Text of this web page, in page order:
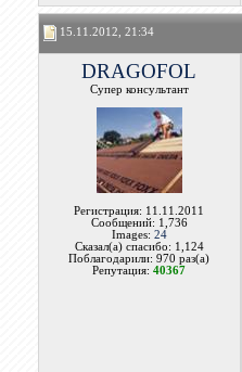
15.11.2012, 21:34
DRAGOFOL
Супер консультант
Регистрация: 11.11.2011
Сообщений: 1,736
Images: 24
Сказал(а) спасибо: 1,124
Поблагодарили: 970 раз(а)
Репутация:40367